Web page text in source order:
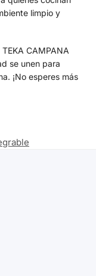
limpio y
CAMPANA
se unen para
¡No esperes más